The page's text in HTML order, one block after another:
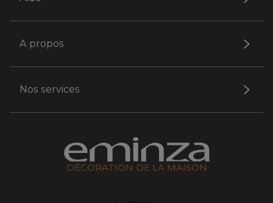
A propos
Nos services
DÉCORATION DE LA MAISON